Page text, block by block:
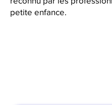
petite enfance.